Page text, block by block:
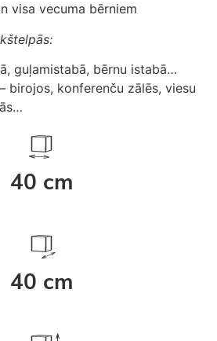
visa vecuma bērniem
guļamistabā, bērnu istabā…
– birojos, konferenču zālēs, viesu
40 cm
40 cm